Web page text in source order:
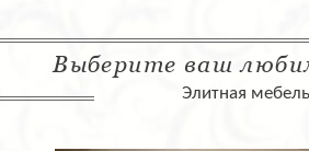
Выберите ваш
Элитная мебель